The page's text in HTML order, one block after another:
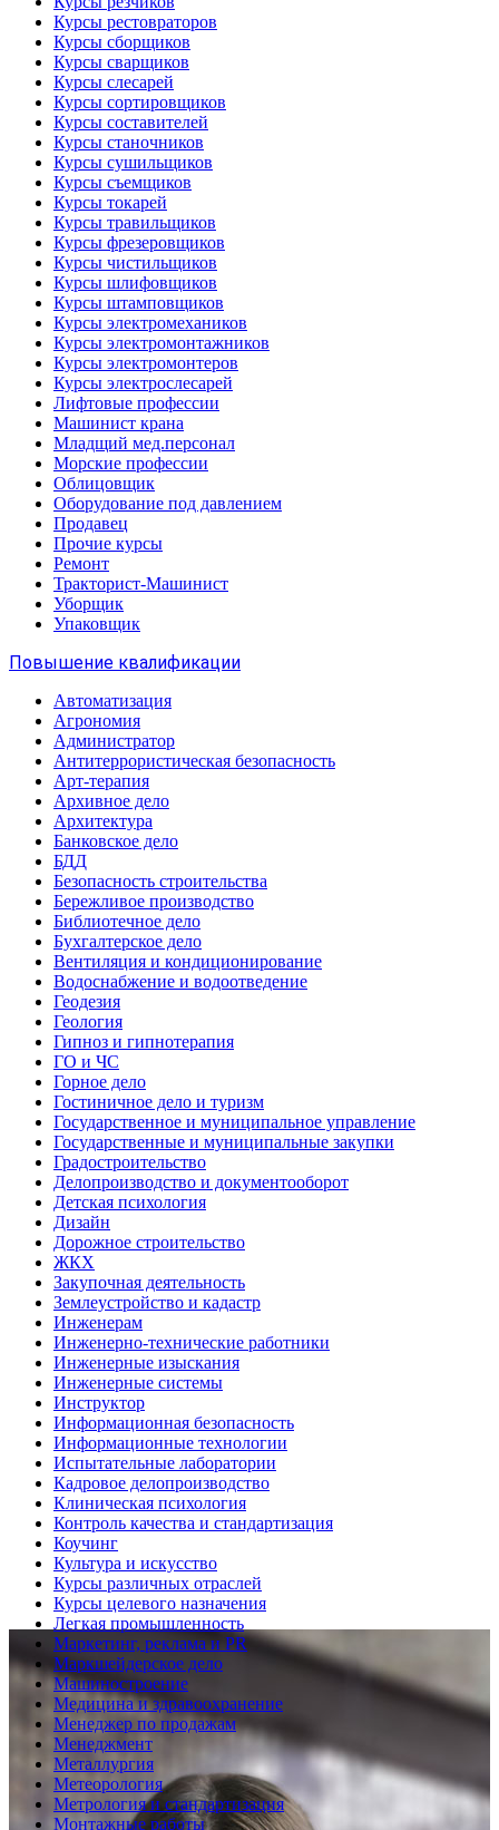
Курсы рестовраторов
Курсы сборщиков
Курсы сварщиков
Курсы слесарей
Курсы сортировщиков
Курсы составителей
Курсы станочников
Курсы сушильщиков
Курсы съемщиков
Курсы токарей
Курсы травильщиков
Курсы фрезеровщиков
Курсы чистильщиков
Курсы шлифовщиков
Курсы штамповщиков
Курсы электромехаников
Курсы электромонтажников
Курсы электромонтеров
Курсы электрослесарей
Лифтовые профессии
Машинист крана
Младщий мед.персонал
Морские профессии
Облицовщик
Оборудование под давлением
Продавец
Прочие курсы
Ремонт
Тракторист-Машинист
Уборщик
Упаковщик
Повышение квалификации
Автоматизация
Агрономия
Администратор
Антитеррористическая безопасность
Арт-терапия
Архивное дело
Архитектура
Банковское дело
БДД
Безопасность строительства
Бережливое производство
Библиотечное дело
Бухгалтерское дело
Вентиляция и кондиционирование
Водоснабжение и водоотведение
Геодезия
Геология
Гипноз и гипнотерапия
ГО и ЧС
Горное дело
Гостиничное дело и туризм
Государственное и муниципальное управление
Государственные и муниципальные закупки
Градостроительство
Делопроизводство и документооборот
Детская психология
Дизайн
Дорожное строительство
ЖКХ
Закупочная деятельность
Землеустройство и кадастр
Инженерам
Инженерно-технические работники
Инженерные изыскания
Инженерные системы
Инструктор
Информационная безопасность
Информационные технологии
Испытательные лаборатории
Кадровое делопроизводство
Клиническая психология
Контроль качества и стандартизация
Коучинг
Культура и искусство
Курсы различных отраслей
Курсы целевого назначения
Легкая промышленность
Маркетинг, реклама и PR
Маркшейдерское дело
Машиностроение
Медицина и здравоохранение
Менеджер по продажам
Менеджмент
Металлургия
Метеорология
Метрология и стандартизация
Монтажные работы